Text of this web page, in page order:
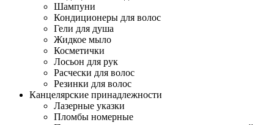
Шампуни
Кондиционеры для волос
Гели для душа
Жидкое мыло
Косметички
Лосьон для рук
Расчески для волос
Резинки для волос
Канцелярские принадлежности
Лазерные указки
Пломбы номерные